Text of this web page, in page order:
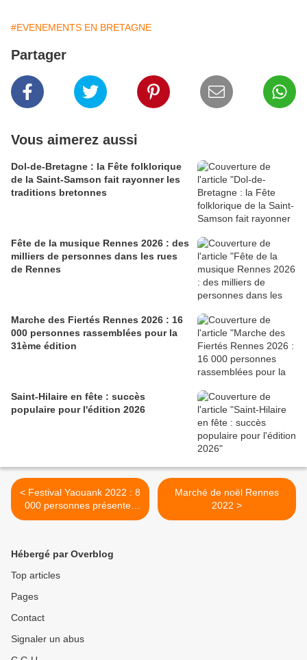
#EVENEMENTS EN BRETAGNE
Partager
Vous aimerez aussi
Dol-de-Bretagne : la Fête folklorique
de la Saint-Samson fait rayonner les
traditions bretonnes
Fête de la musique Rennes 2026 : des
milliers de personnes dans les rues
de Rennes
Marche des Fiertés Rennes 2026 : 16
000 personnes rassemblées pour la
31ème édition
Saint-Hilaire en fête : succès
populaire pour l'édition 2026
< Festival Yaouank 2022 : 8
000 personnes présentes
au parc des expositions
Marché de noël Rennes
2022 >
Hébergé par Overblog
Top articles
Pages
Contact
Signaler un abus